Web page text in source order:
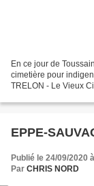
En ce jour de
cimetière pour
TRELON - Le Vieux
EPPE-
Publié le 24/09/2020
Par CHRIS NORD